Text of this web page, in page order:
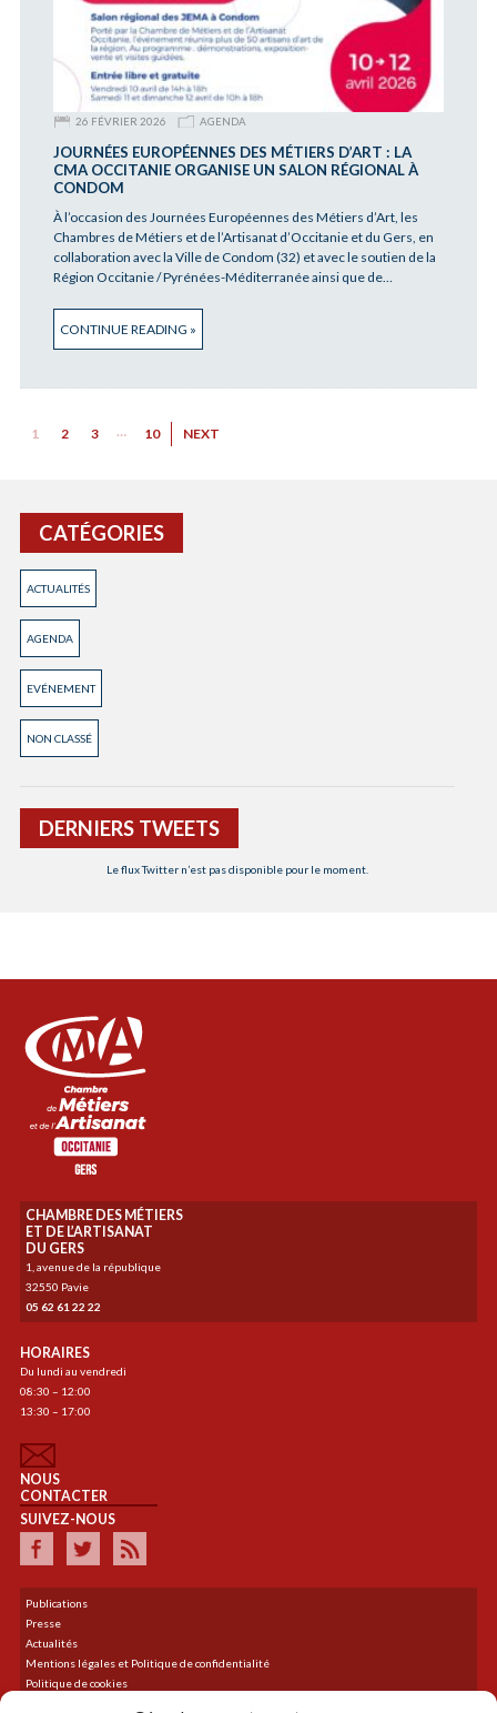
26 FÉVRIER 2026 AGENDA
JOURNÉES EUROPÉENNES DES MÉTIERS D’ART : LA
CMA OCCITANIE ORGANISE UN SALON RÉGIONAL À
CONDOM
À l’occasion des Journées Européennes des Métiers d’Art, les
Chambres de Métiers et de l’Artisanat d’Occitanie et du Gers, en
collaboration avec la Ville de Condom (32) et avec le soutien de la
Région Occitanie / Pyrénées-Méditerranée ainsi que de…
CONTINUE READING »
1 2 3 … 10 NEXT
CATÉGORIES
ACTUALITÉS
AGENDA
EVÉNEMENT
NON CLASSÉ
DERNIERS TWEETS
Le flux Twitter n’est pas disponible pour le moment.
CHAMBRE DES MÉTIERS
ET DE L’ARTISANAT
DU GERS
1, avenue de la république
32550 Pavie
05 62 61 22 22
HORAIRES
Du lundi au vendredi
08:30 – 12:00
13:30 – 17:00
NOUS
CONTACTER
SUIVEZ-NOUS
Publications
Presse
Actualités
Mentions légales et Politique de confidentialité
Politique de cookies